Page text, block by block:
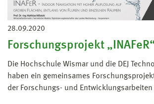
28.09.2020
Forschungsprojekt
Die Hochschule Wismar und die DEJ
haben ein gemeinsames
der Forschungs- und